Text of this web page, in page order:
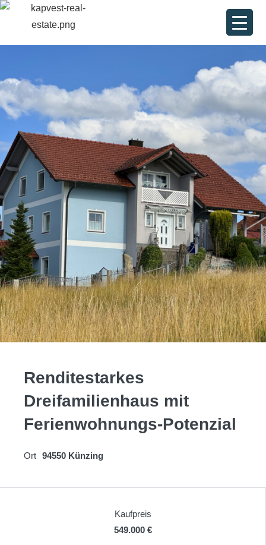
Renditestarkes
Dreifamilienhaus mit
Ferienwohnungs-Potenzial
Ort 94550 Künzing
Kaufpreis
549.000 €